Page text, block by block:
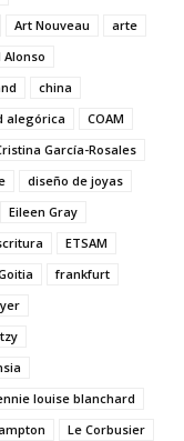
Art Nouveau
arte
Alonso
china
alegórica
COAM
García-Rosales
diseño de joyas
Eileen Gray
ETSAM
frankfurt
louise blanchard
Le Corbusier